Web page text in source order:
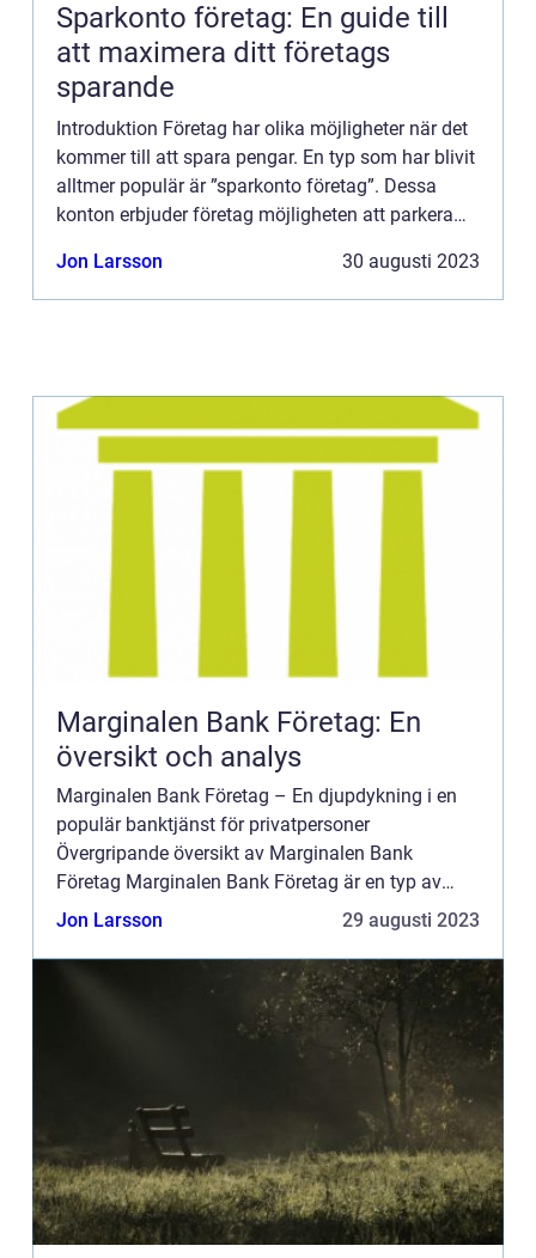
Sparkonto företag: En guide till
att maximera ditt företags
sparande
Introduktion Företag har olika möjligheter när det
kommer till att spara pengar. En typ som har blivit
alltmer populär är ”sparkonto företag”. Dessa
konton erbjuder företag möjligheten att parkera
Jon Larsson 30 augusti 2023
Marginalen Bank Företag: En
översikt och analys
Marginalen Bank Företag – En djupdykning i en
populär banktjänst för privatpersoner
Övergripande översikt av Marginalen Bank
Företag Marginalen Bank Företag är en typ av
bankverksamhet som växer i popularitet bland
Jon Larsson 29 augusti 2023